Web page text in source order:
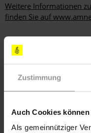
Zustimmung
Auch Cookies
Als gemeinnütziger
Weitere Informationen
finden Sie auf
Weitere Informationen
Länder
Italien